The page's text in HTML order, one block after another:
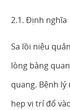
2.1. Định nghĩa
Sa lồi niệu
lòng bàng
quang. Bệnh lý
hẹp vị trí đổ